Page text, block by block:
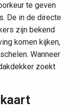
te geven
De in de directe
zijn bekend
komen kijken,
Wanneer
zoekt
kaart